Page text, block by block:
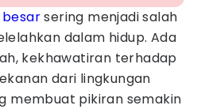
sering menjadi salah
dalam hidup. Ada
kekhawatiran terhadap
dari lingkungan
membuat pikiran semakin